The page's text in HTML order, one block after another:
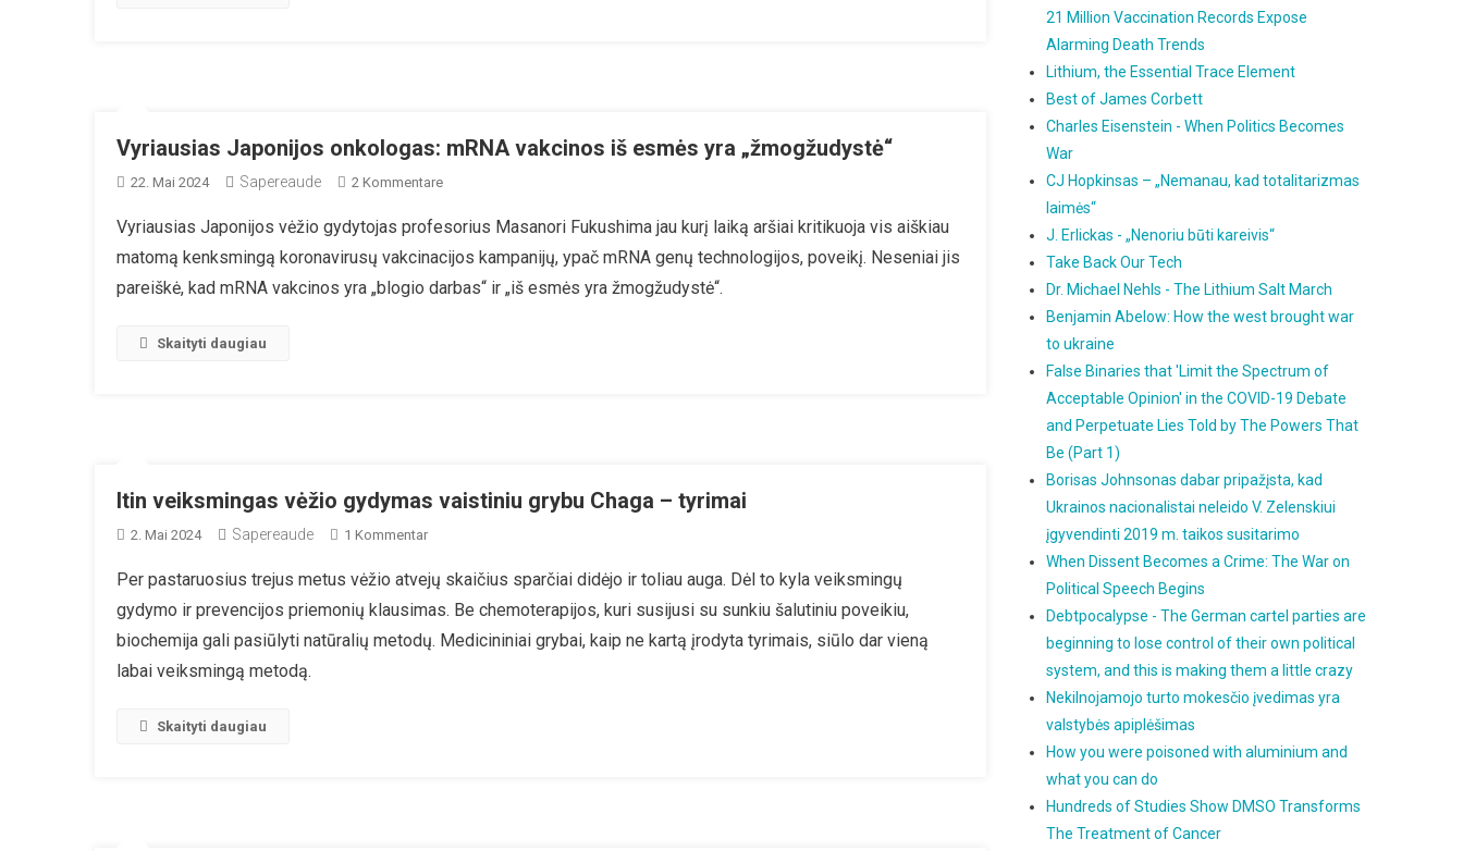
Vyriausias Japonijos onkologas: mRNA vakcinos iš esmės yra „žmogžudystė“
22. Mai 2024 Sapereaude 2 KommentareZu
Japonijos
Onkologas:
MRNA
Vyriausias Japonijos vėžio gydytojas profesorius Masanori Fukushima jau kurį laiką aršiai kritikuoja vis aiškiau
matomą kenksmingą koronavirusų vakcinacijos kampanijų, ypač mRNA genų technologijos, poveikį. Neseniai jis
pareiškė, kad mRNA vakcinos yra „blogio darbas“ ir „iš esmės yra žmogžudystė“.
Skaityti daugiau
Itin veiksmingas vėžio gydymas vaistiniu grybu Chaga – tyrimai
2. Mai 2024 Sapereaude 1 KommentarZu
Veiksmingas
Vėžio
Gydymas
Per pastaruosius trejus metus vėžio atvejų skaičius sparčiai didėjo ir toliau auga. Dėl to kyla veiksmingų
gydymo ir prevencijos priemonių klausimas. Be chemoterapijos, kuri susijusi su sunkiu šalutiniu poveikiu,
biochemija gali pasiūlyti natūralių metodų. Medicininiai grybai, kaip ne kartą įrodyta tyrimais, siūlo dar vieną
labai veiksmingą metodą.
Skaityti daugiau
21 Million Vaccination Records Expose
Alarming Death Trends
Lithium, the Essential Trace Element
Best of James Corbett
Charles Eisenstein - When Politics Becomes
War
CJ Hopkinsas – „Nemanau, kad totalitarizmas
laimės“
J. Erlickas - „Nenoriu būti kareivis“
Take Back Our Tech
Dr. Michael Nehls - The Lithium Salt March
Benjamin Abelow: How the west brought war
to ukraine
False Binaries that 'Limit the Spectrum of
Acceptable Opinion' in the COVID-19 Debate
and Perpetuate Lies Told by The Powers That
Be (Part 1)
Borisas Johnsonas dabar pripažįsta, kad
Ukrainos nacionalistai neleido V. Zelenskiui
įgyvendinti 2019 m. taikos susitarimo
When Dissent Becomes a Crime: The War on
Political Speech Begins
Debtpocalypse - The German cartel parties are
beginning to lose control of their own political
system, and this is making them a little crazy
Nekilnojamojo turto mokesčio įvedimas yra
valstybės apiplėšimas
How you were poisoned with aluminium and
what you can do
Hundreds of Studies Show DMSO Transforms
The Treatment of Cancer